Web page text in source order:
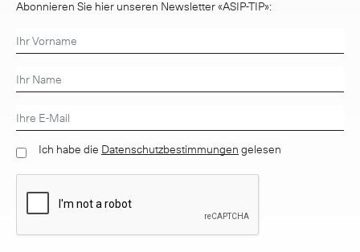
Abonnieren Sie hier unseren Newsletter «ASIP-TIP»:
Ich habe die Datenschutzbestimmungengelesen